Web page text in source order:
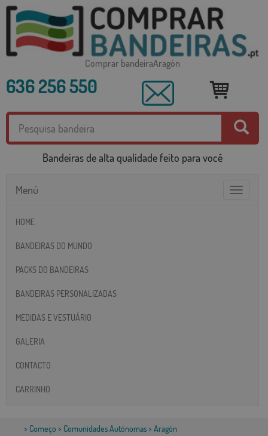
Comprar bandeiraAragón
636 256 550
Bandeiras de alta qualidade feito para você
Toggle
Menú
HOME
BANDEIRAS DO MUNDO
PACKS DO BANDEIRAS
BANDEIRAS PERSONALIZADAS
MEDIDAS E VESTUÁRIO
GALERIA
CONTACTO
CARRINHO
> Começo > Comunidades Autónomas> Aragón